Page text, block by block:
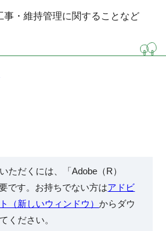
事・維持管理に関することなど
ただくには、「Adobe（R）
です。お持ちでない方はアドビ
（新しいウィンドウ）からダウ
ください。